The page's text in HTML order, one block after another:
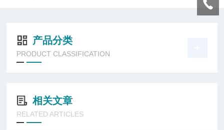
产品分类
PRODUCT CLASSIFICATION
相关文章
RELATED ARTICLES